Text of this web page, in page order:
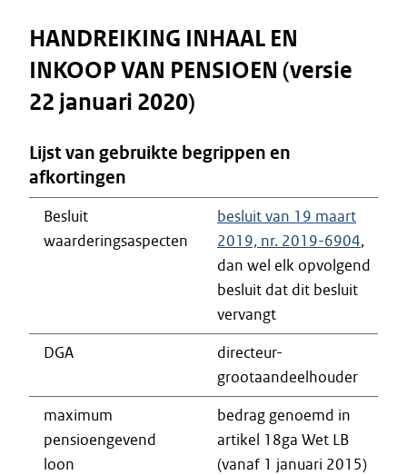
HANDREIKING INHAAL EN
INKOOP VAN PENSIOEN (versie
22 januari 2020)
Lijst van gebruikte begrippen en
afkortingen
Besluit
waarderingsaspecten
besluit van 19 maart
2019, nr. 2019-6904,
dan wel elk opvolgend
besluit dat dit besluit
vervangt
DGA
directeur-
grootaandeelhouder
maximum
pensioengevend
loon
bedrag genoemd in
artikel 18ga Wet LB
(vanaf 1 januari 2015)